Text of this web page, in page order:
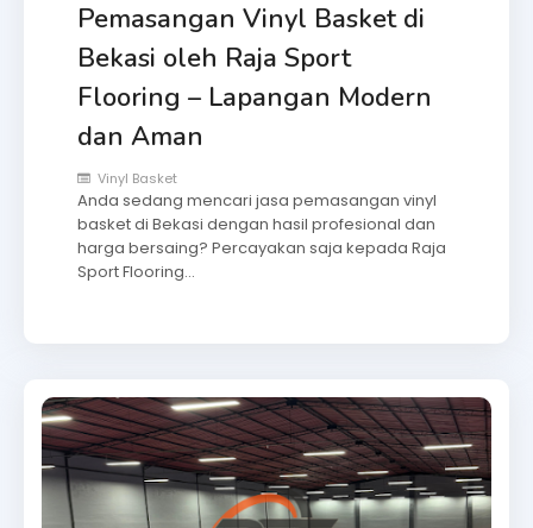
Pemasangan Vinyl Basket di
Bekasi oleh Raja Sport
Flooring – Lapangan Modern
dan Aman
Vinyl Basket
Anda sedang mencari jasa pemasangan vinyl
basket di Bekasi dengan hasil profesional dan
harga bersaing? Percayakan saja kepada Raja
Sport Flooring…